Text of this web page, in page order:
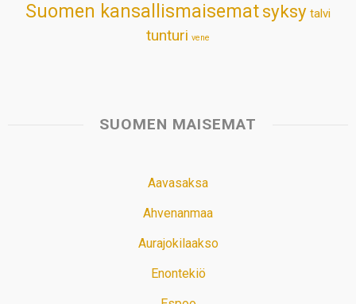
Suomen kansallismaisematsyksy talvi
tunturi vene
SUOMEN MAISEMAT
Aavasaksa
Ahvenanmaa
Aurajokilaakso
Enontekiö